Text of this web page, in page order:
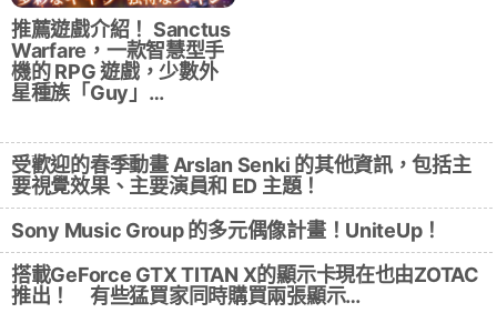
推薦遊戲介紹！ Sanctus
Warfare，一款智慧型手
機的 RPG 遊戲，少數外
星種族「Guy」…
受歡迎的春季動畫 Arslan Senki 的其他資訊，包括主
要視覺效果、主要演員和 ED 主題！
Sony Music Group 的多元偶像計畫！UniteUp！
搭載GeForce GTX TITAN X的顯示卡現在也由ZOTAC
推出！ 有些猛買家同時購買兩張顯示…